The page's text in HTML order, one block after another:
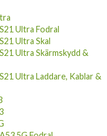
Ultra Fodral
Ultra Skal
Ultra Skärmskydd &
Ultra Laddare, Kablar &
5G Fodral